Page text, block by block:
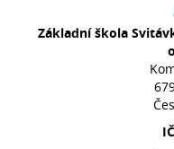
Základní škola